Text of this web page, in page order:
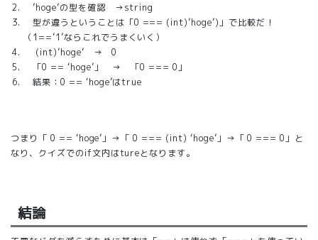
’hoge’の型を確認 →string
型が違うということは「0 === (int)’hoge’)」で比較だ！
（1==’1’ならこれでうまくいく）
(int)’hoge’ → 0
「0 == ‘hoge’」 → 「0 === 0」
結果：0 == ‘hoge’はtrue
つまり「 0 == ‘hoge’」→「 0 === (int) ‘hoge’」→「 0 === 0」と
なり、クイズでのif文内はtureとなります。
結論